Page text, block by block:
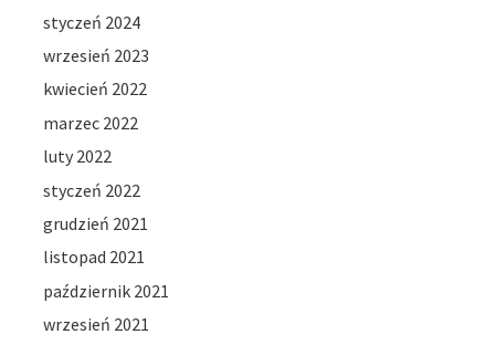
styczeń 2024
wrzesień 2023
kwiecień 2022
marzec 2022
luty 2022
styczeń 2022
grudzień 2021
listopad 2021
październik 2021
wrzesień 2021